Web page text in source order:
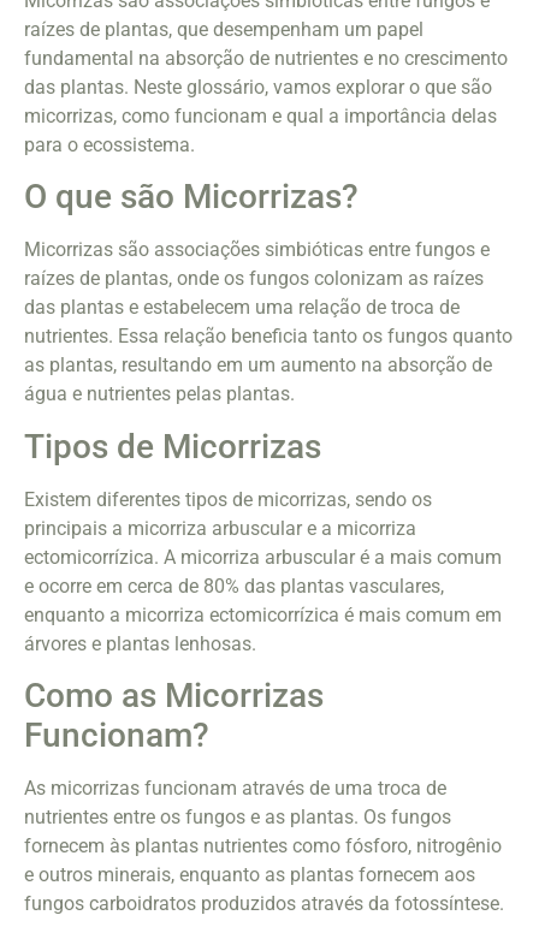
raízes de plantas, que desempenham um papel
fundamental na absorção de nutrientes e no crescimento
das plantas. Neste glossário, vamos explorar o que são
micorrizas, como funcionam e qual a importância delas
para o ecossistema.
O que são Micorrizas?
Micorrizas são associações simbióticas entre fungos e
raízes de plantas, onde os fungos colonizam as raízes
das plantas e estabelecem uma relação de troca de
nutrientes. Essa relação beneficia tanto os fungos quanto
as plantas, resultando em um aumento na absorção de
água e nutrientes pelas plantas.
Tipos de Micorrizas
Existem diferentes tipos de micorrizas, sendo os
principais a micorriza arbuscular e a micorriza
ectomicorrízica. A micorriza arbuscular é a mais comum
e ocorre em cerca de 80% das plantas vasculares,
enquanto a micorriza ectomicorrízica é mais comum em
árvores e plantas lenhosas.
Como as Micorrizas
Funcionam?
As micorrizas funcionam através de uma troca de
nutrientes entre os fungos e as plantas. Os fungos
fornecem às plantas nutrientes como fósforo, nitrogênio
e outros minerais, enquanto as plantas fornecem aos
fungos carboidratos produzidos através da fotossíntese.